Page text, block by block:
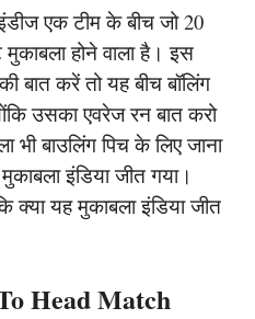
एक टीम के बीच जो 20
होने वाला है। इस
बात करें तो यह बीच बॉलिंग
उसका एवरेज रन बात करो
भी बाउलिंग पिच के लिए जाना
इंडिया जीत गया।
क्या यह मुकाबला इंडिया जीत
Head Match